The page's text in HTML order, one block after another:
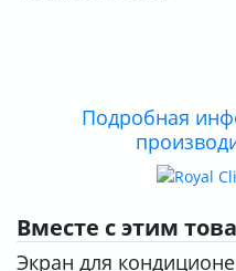
Подробная
Вместе с этим
Экран для